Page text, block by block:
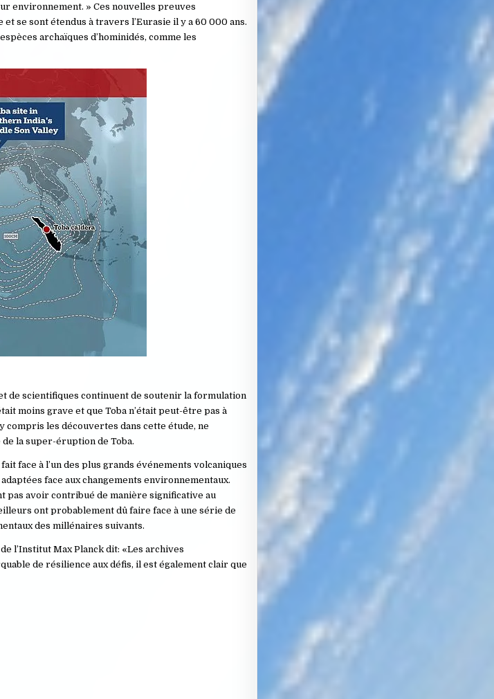
environnement. » Ces nouvelles preuves
se sont étendus à travers l’Eurasie il y a 60 000 ans.
archaïques d’hominidés, comme les
de scientifiques continuent de soutenir la formulation
moins grave et que Toba n’était peut-être pas à
compris les découvertes dans cette étude, ne
la super-éruption de Toba.
face à l’un des plus grands événements volcaniques
face aux changements environnementaux.
pas avoir contribué de manière significative au
ont probablement dû faire face à une série de
des millénaires suivants.
l’Institut Max Planck dit: «Les archives
de résilience aux défis, il est également clair que